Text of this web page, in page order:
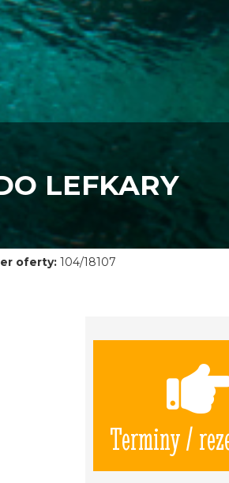
LEFKARY
oferty: 104/18107
Terminy /